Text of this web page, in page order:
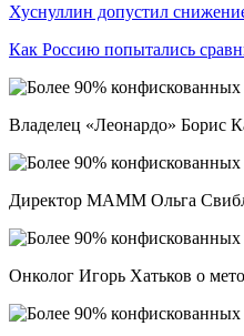
Хуснуллин допустил
Как Россию попытались
Владелец «Леонардо» Борис
Директор МАММ Ольга
Онколог Игорь Хатьков о